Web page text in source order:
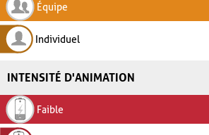
Équipe
Individuel
INTENSITÉ D'ANIMATION
Faible